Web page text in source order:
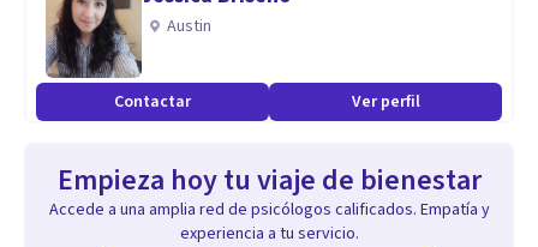
Austin
Contactar Ver perfil
Empieza hoy tu viaje de bienestar
Accede a una amplia red de psicólogos calificados. Empatía y
experiencia a tu servicio.